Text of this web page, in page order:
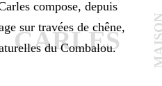
CARLES
compose, depuis
sur travées de chêne,
du Combalou.